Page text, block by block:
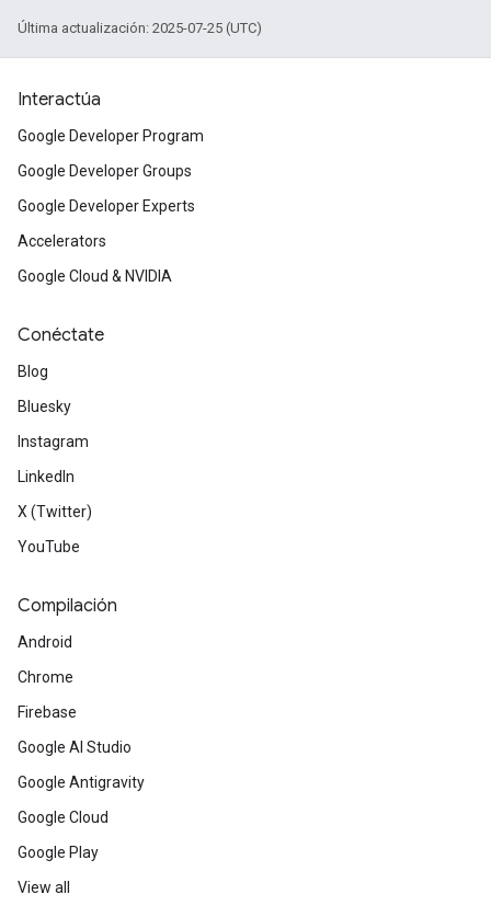
Última actualización: 2025-07-25 (UTC)
Interactúa
Google Developer Program
Google Developer Groups
Google Developer Experts
Accelerators
Google Cloud & NVIDIA
Conéctate
Blog
Bluesky
Instagram
LinkedIn
X (Twitter)
YouTube
Compilación
Android
Chrome
Firebase
Google AI Studio
Google Antigravity
Google Cloud
Google Play
View all